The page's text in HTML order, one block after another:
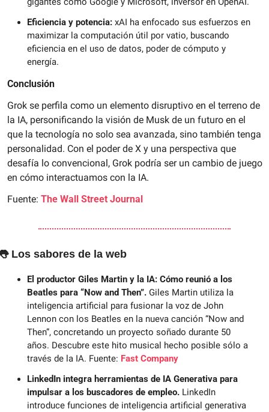
Eficiencia y potencia: xAI ha enfocado sus esfuerzos en
maximizar la computación útil por vatio, buscando
eficiencia en el uso de datos, poder de cómputo y
energía.
Conclusión
Grok se perfila como un elemento disruptivo en el terreno de
la IA, personificando la visión de Musk de un futuro en el
que la tecnología no solo sea avanzada, sino también tenga
personalidad. Con el poder de X y una perspectiva que
desafía lo convencional, Grok podría ser un cambio de juego
en cómo interactuamos con la IA.
Fuente: The Wall Street Journal
Los sabores de la web
El productor Giles Martin y la IA: Cómo reunió a los
Beatles para “Now and Then”. Giles Martin utiliza la
inteligencia artificial para fusionar la voz de John
Lennon con los Beatles en la nueva canción “Now and
Then”, concretando un proyecto soñado durante 50
años. Descubre este hito musical hecho posible sólo a
través de la IA. Fuente: Fast Company
LinkedIn integra herramientas de IA Generativa para
impulsar a los buscadores de empleo. LinkedIn
introduce funciones de inteligencia artificial generativa